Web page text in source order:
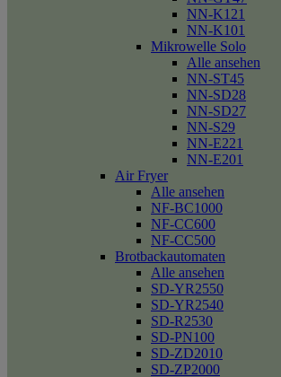
NN-K121
NN-K101
Mikrowelle Solo
Alle ansehen
NN-ST45
NN-SD28
NN-SD27
NN-S29
NN-E221
NN-E201
Air Fryer
Alle ansehen
NF-BC1000
NF-CC600
NF-CC500
Brotbackautomaten
Alle ansehen
SD-YR2550
SD-YR2540
SD-R2530
SD-PN100
SD-ZD2010
SD-ZP2000